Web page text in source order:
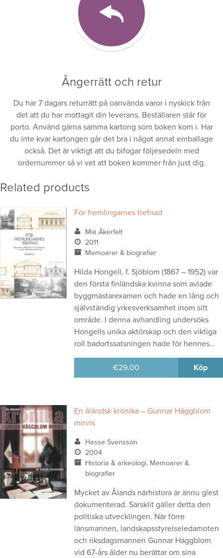
Ångerrätt och retur
Du har 7 dagars returrätt på oanvända varor i nyskick från
det att du har mottagit din leverans. Beställaren står för
porto. Använd gärna samma kartong som boken kom i. Har
du inte kvar kartongen går det bra i något annat emballage
också. Det är viktigt att du bifogar följesedeln med
ordernummer så vi vet att boken kommer från just dig.
Related products
För fremlingarnes trefnad
Mia Åkerfelt
2011
Memoarer & biografier
Hilda Hongell, f. Sjöblom (1867 – 1952) var
den första finländska kvinna som avlade
byggmästarexamen och hade en lång och
självständig yrkesverksamhet inom sitt
område. I denna avhandling undersöks
Hongells unika aktörskap och den viktiga
roll badortssatsningen hade för hennes…
€29.00 Köp
En åländsk krönika – Gunnar Häggblom
minns
Hasse Svensson
2004
Historia & arkeologi, Memoarer &
biografier
Mycket av Ålands närhistora är ännu glest
dokumenterad. Särsklit gäller detta den
politiska utvecklingen. När förre
länsmannen, landskapsstyrelseledamoten
och riksdagsmannen Gunnar Häggblom
vid 67-års ålder nu berättar om sina